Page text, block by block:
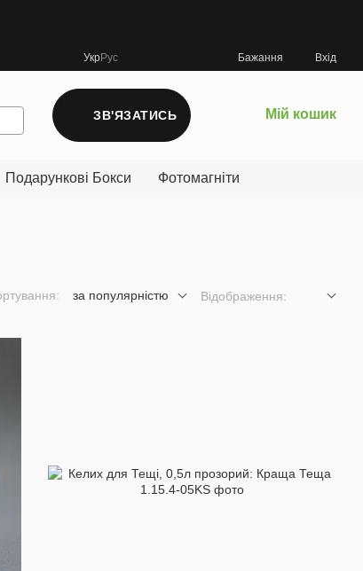
УкрРус Бажання Вхід
ЗВ'ЯЗАТИСЬ Мій кошик
Подарункові Бокси Фотомагніти
за популярністю Відображення: